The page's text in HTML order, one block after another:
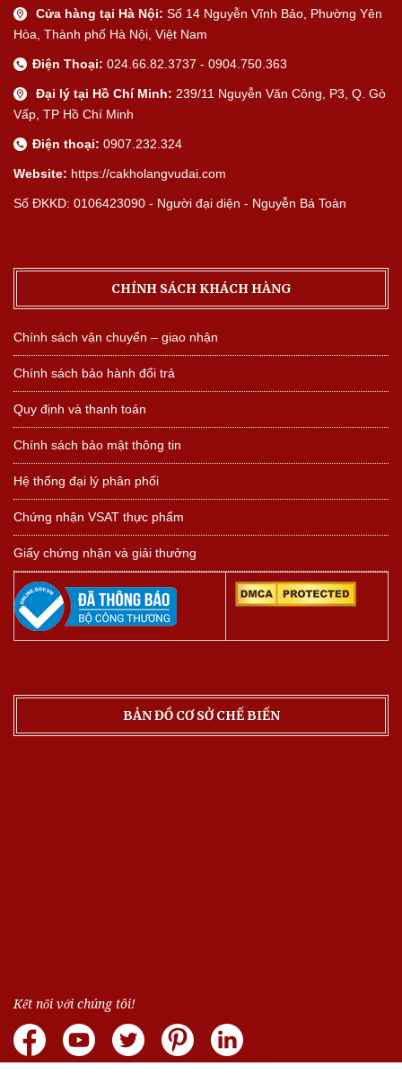
Cửa hàng tại Hà Nội: Số 14 Nguyễn Vĩnh Bảo, Phường Yên
Hòa, Thành phố Hà Nội, Việt Nam
Điện Thoại: 024.66.82.3737 - 0904.750.363
Đại lý tại Hồ Chí Minh: 239/11 Nguyễn Văn Công, P3, Q. Gò
Vấp, TP Hồ Chí Minh
Điện thoại: 0907.232.324
Website: https://cakholangvudai.com
Số ĐKKD: 0106423090 - Người đại diện - Nguyễn Bá Toàn
CHÍNH SÁCH KHÁCH HÀNG
Chính sách vận chuyển – giao nhận
Chính sách bảo hành đổi trả
Quy định và thanh toán
Chính sách bảo mật thông tin
Hệ thống đại lý phân phối
Chứng nhận VSAT thực phẩm
Giấy chứng nhận và giải thưởng
BẢN ĐỒ CƠ SỞ CHẾ BIẾN
Kết nối với chúng tôi!